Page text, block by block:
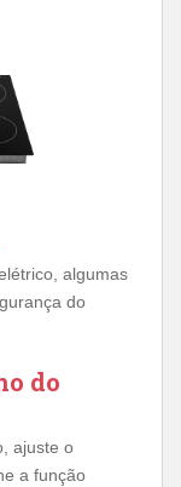
algumas
do
do
ajuste o
a função